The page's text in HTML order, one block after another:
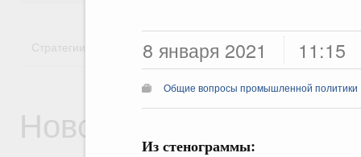
8 января 2021 11:15
Общие вопросы промышленной политики
Из стенограммы:
Стратегии Государственные программы
Новости